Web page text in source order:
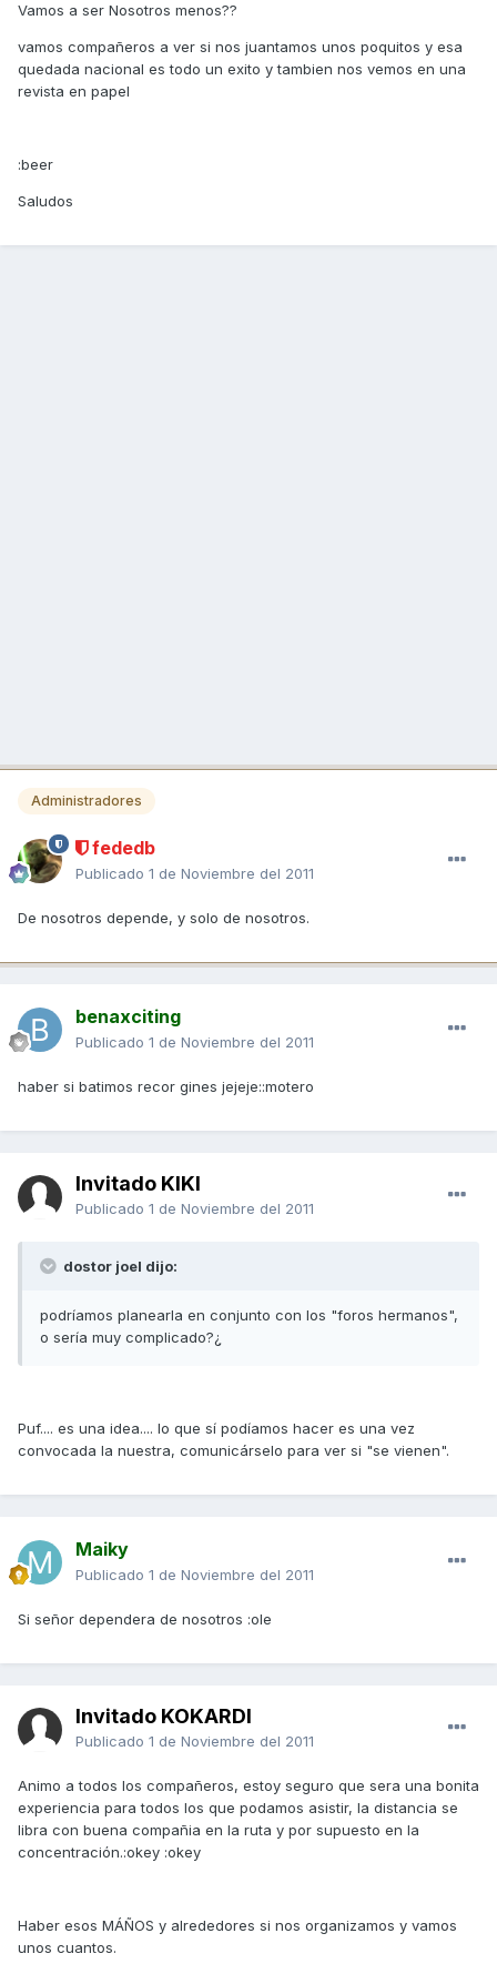
Vamos a ser Nosotros menos??
vamos compañeros a ver si nos juantamos unos poquitos y esa
quedada nacional es todo un exito y tambien nos vemos en una
revista en papel
:beer
Saludos
Administradores
fededb
Publicado 1 de Noviembre del 2011
De nosotros depende, y solo de nosotros.
benaxciting
Publicado 1 de Noviembre del 2011
haber si batimos recor gines jejeje::motero
Invitado KIKI
Publicado 1 de Noviembre del 2011
dostor joel dijo:
podríamos planearla en conjunto con los "foros hermanos",
o sería muy complicado?¿
Puf.... es una idea.... lo que sí podíamos hacer es una vez
convocada la nuestra, comunicárselo para ver si "se vienen".
Maiky
Publicado 1 de Noviembre del 2011
Si señor dependera de nosotros :ole
Invitado KOKARDI
Publicado 1 de Noviembre del 2011
Animo a todos los compañeros, estoy seguro que sera una bonita
experiencia para todos los que podamos asistir, la distancia se
libra con buena compañia en la ruta y por supuesto en la
concentración.:okey :okey
Haber esos MÁÑOS y alrededores si nos organizamos y vamos
unos cuantos.